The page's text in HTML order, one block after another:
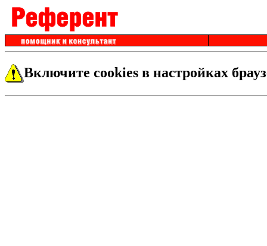
Включите cookies в настройках